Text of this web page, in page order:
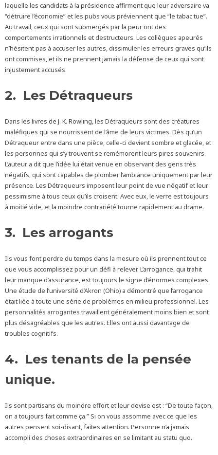
laquelle les candidats à la présidence affirment que leur adversaire va
“détruire l’économie” et les pubs vous préviennent que “le tabac tue”.
Au travail, ceux qui sont submergés par la peur ont des
comportements irrationnels et destructeurs. Les collègues apeurés
n’hésitent pas à accuser les autres, dissimuler les erreurs graves qu’ils
ont commises, et ils ne prennent jamais la défense de ceux qui sont
injustement accusés.
2. Les Détraqueurs
Dans les livres de J. K. Rowling, les Détraqueurs sont des créatures
maléfiques qui se nourrissent de l’âme de leurs victimes. Dès qu’un
Détraqueur entre dans une pièce, celle-ci devient sombre et glacée, et
les personnes qui s’y trouvent se remémorent leurs pires souvenirs.
L’auteur a dit que l’idée lui était venue en observant des gens très
négatifs, qui sont capables de plomber l’ambiance uniquement par leur
présence. Les Détraqueurs imposent leur point de vue négatif et leur
pessimisme à tous ceux qu’ils croisent. Avec eux, le verre est toujours
à moitié vide, et la moindre contrariété tourne rapidement au drame.
3. Les arrogants
Ils vous font perdre du temps dans la mesure où ils prennent tout ce
que vous accomplissez pour un défi à relever. L’arrogance, qui trahit
leur manque d’assurance, est toujours le signe d’énormes complexes.
Une étude de l’université d’Akron (Ohio) a démontré que l’arrogance
était liée à toute une série de problèmes en milieu professionnel. Les
personnalités arrogantes travaillent généralement moins bien et sont
plus désagréables que les autres. Elles ont aussi davantage de
troubles cognitifs.
4. Les tenants de la pensée
unique.
Ils sont partisans du moindre effort et leur devise est : “De toute façon,
on a toujours fait comme ça.” Si on vous assomme avec ce que les
autres pensent soi-disant, faites attention. Personne n’a jamais
accompli des choses extraordinaires en se limitant au statu quo.